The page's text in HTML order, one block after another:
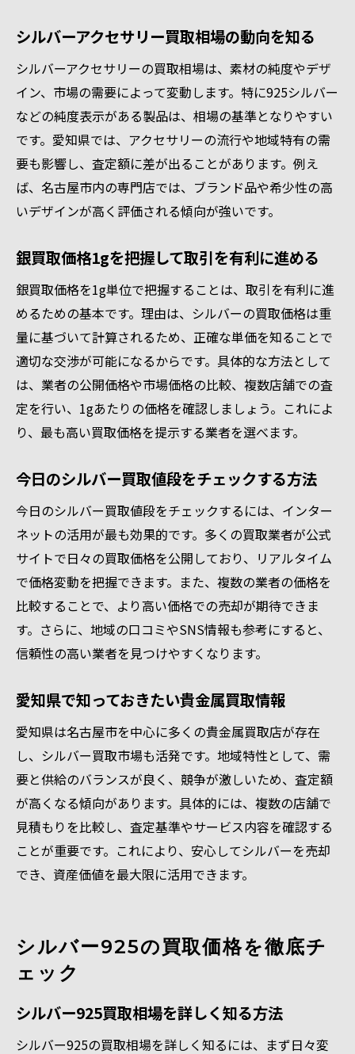
シルバーアクセサリー買取相場の動向を知る
シルバーアクセサリーの買取相場は、素材の純度やデザ
イン、市場の需要によって変動します。特に925シルバー
などの純度表示がある製品は、相場の基準となりやすい
です。愛知県では、アクセサリーの流行や地域特有の需
要も影響し、査定額に差が出ることがあります。例え
ば、名古屋市内の専門店では、ブランド品や希少性の高
いデザインが高く評価される傾向が強いです。
銀買取価格1gを把握して取引を有利に進める
銀買取価格を1g単位で把握することは、取引を有利に進
めるための基本です。理由は、シルバーの買取価格は重
量に基づいて計算されるため、正確な単価を知ることで
適切な交渉が可能になるからです。具体的な方法として
は、業者の公開価格や市場価格の比較、複数店舗での査
定を行い、1gあたりの価格を確認しましょう。これによ
り、最も高い買取価格を提示する業者を選べます。
今日のシルバー買取値段をチェックする方法
今日のシルバー買取値段をチェックするには、インター
ネットの活用が最も効果的です。多くの買取業者が公式
サイトで日々の買取価格を公開しており、リアルタイム
で価格変動を把握できます。また、複数の業者の価格を
比較することで、より高い価格での売却が期待できま
す。さらに、地域の口コミやSNS情報も参考にすると、
信頼性の高い業者を見つけやすくなります。
愛知県で知っておきたい貴金属買取情報
愛知県は名古屋市を中心に多くの貴金属買取店が存在
し、シルバー買取市場も活発です。地域特性として、需
要と供給のバランスが良く、競争が激しいため、査定額
が高くなる傾向があります。具体的には、複数の店舗で
見積もりを比較し、査定基準やサービス内容を確認する
ことが重要です。これにより、安心してシルバーを売却
でき、資産価値を最大限に活用できます。
シルバー925の買取価格を徹底チ
ェック
シルバー925買取相場を詳しく知る方法
シルバー925の買取相場を詳しく知るには、まず日々変